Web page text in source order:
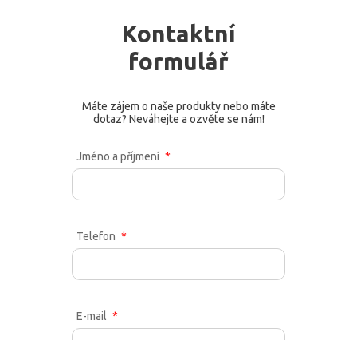
Kontaktní
formulář
Máte zájem o naše produkty nebo máte
dotaz? Neváhejte a ozvěte se nám!
Jméno a příjmení
Telefon
E-mail